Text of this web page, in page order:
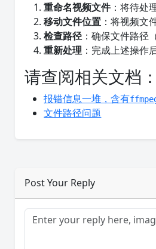
重命名视频文件：将待处
移动文件位置 ：将视频文
检查路径：确保文件路径
重新处理 ：完成上述操作
请查阅相关文档：
报错信息一堆，含有
文件路径问题
Post Your Reply